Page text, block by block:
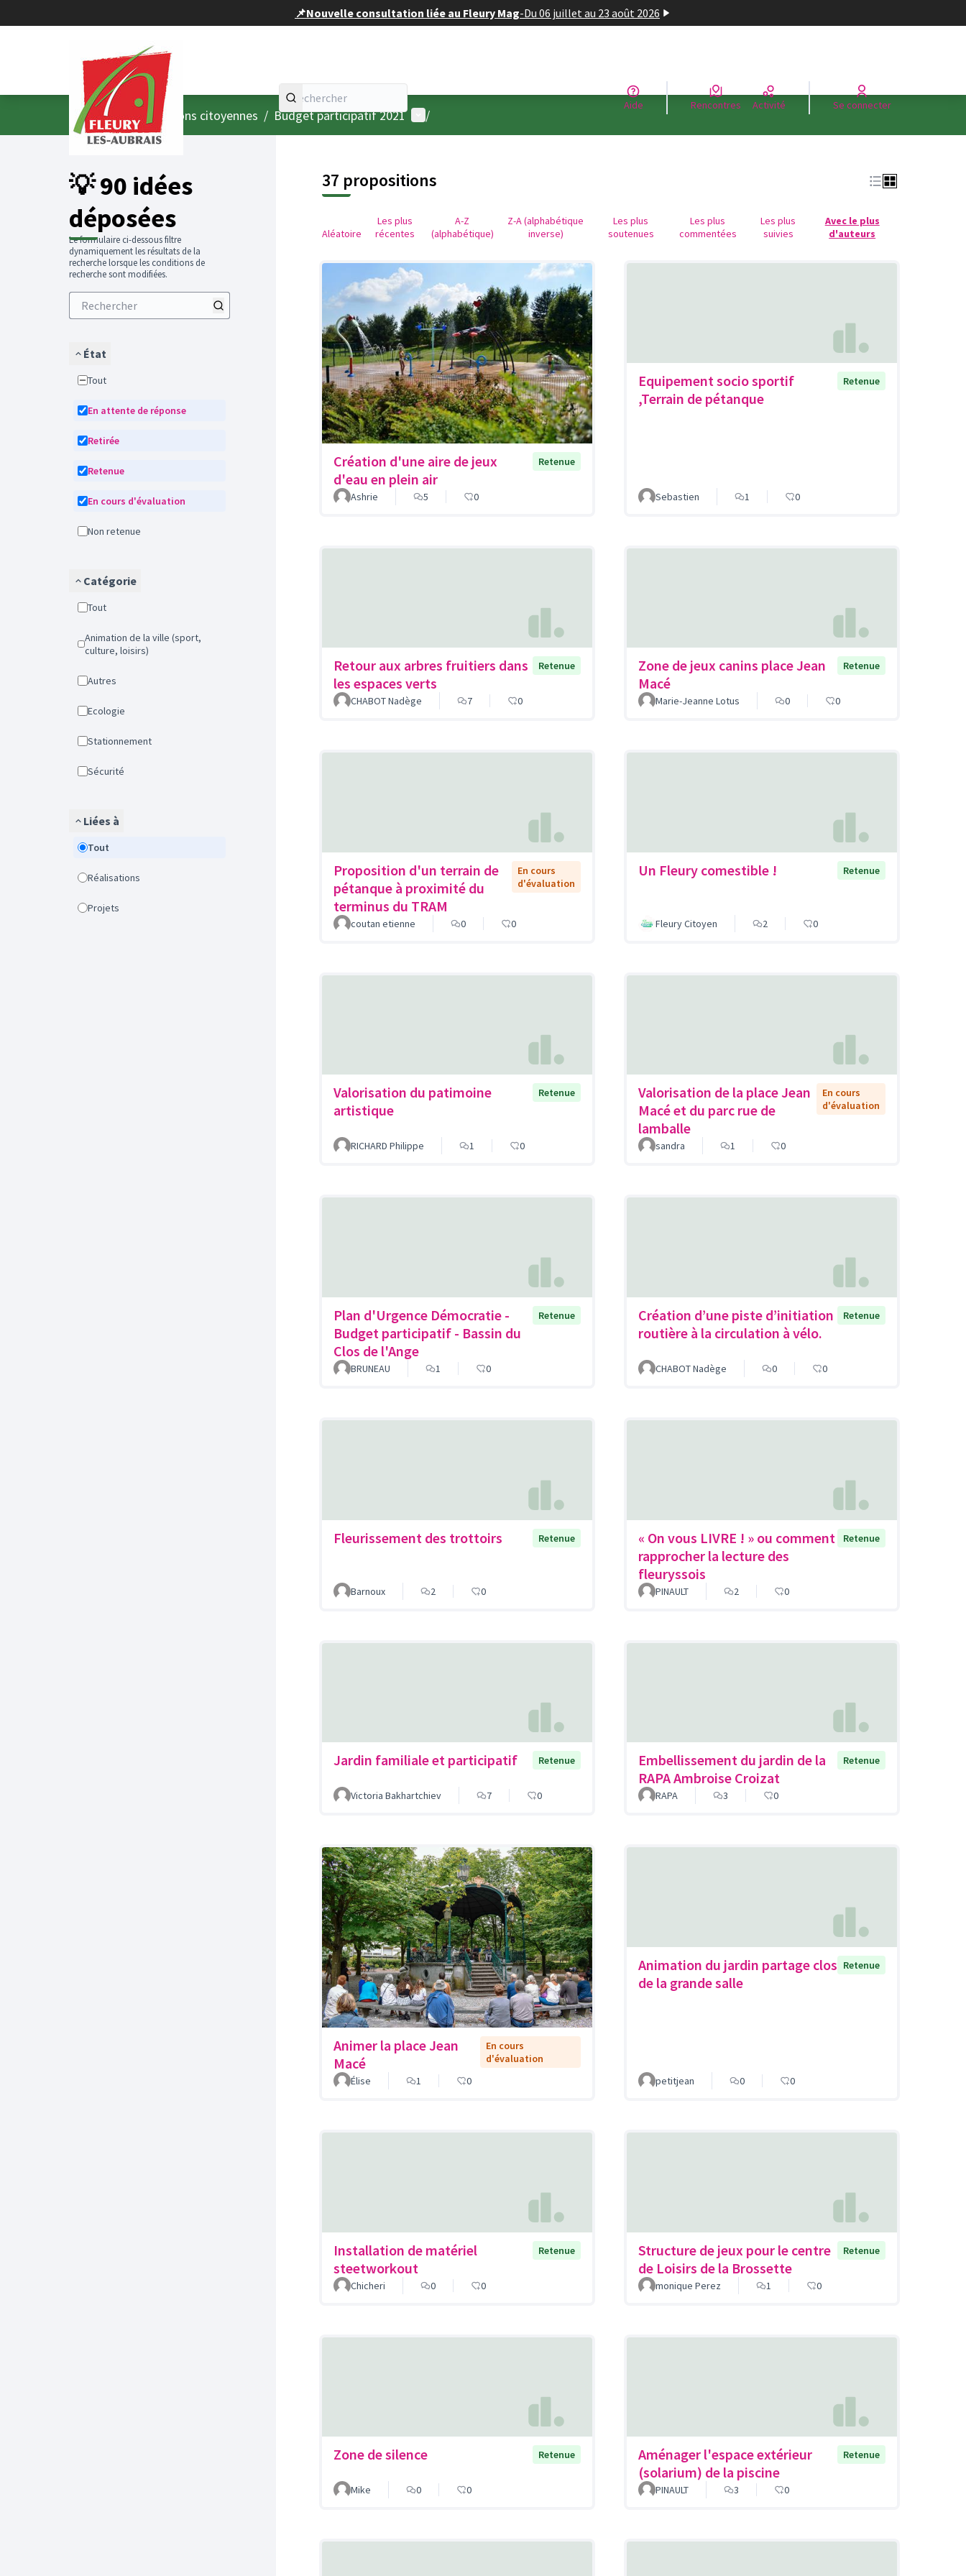
📌Nouvelle consultation liée au Fleury Mag-Du 06 juillet au 23 août 2026
Aide Rencontres Activité Se connecter
AccueilMenu principal
/ Consultations citoyennes / Budget participatif 2021 Menu utilisateur
/
💡 90 idées
déposées
Le formulaire ci-dessous filtre
dynamiquement les résultats de la
recherche lorsque les conditions de
recherche sont modifiées.
État
Tout
En attente de réponse
Retirée
Retenue
En cours d'évaluation
Non retenue
Catégorie
Tout
Animation de la ville (sport,
culture, loisirs)
Autres
Ecologie
Stationnement
Sécurité
Liées à
Tout
Réalisations
Projets
37 propositions
Aléatoire
Les plus
récentes
A-Z
(alphabétique)
Z-A (alphabétique
inverse)
Les plus
soutenues
Les plus
commentées
Les plus
suivies
Avec le plus
d'auteurs
Création d'une aire de jeux
d'eau en plein air
Retenue
Ashrie 5 0
Equipement socio sportif
,Terrain de pétanque
Retenue
Sebastien 1 0
Retour aux arbres fruitiers dans
les espaces verts
Retenue
CHABOT Nadège 7 0
Zone de jeux canins place Jean
Macé
Retenue
Marie-Jeanne Lotus 0 0
Proposition d'un terrain de
pétanque à proximité du
terminus du TRAM
En cours
d'évaluation
coutan etienne 0 0
Un Fleury comestible ! Retenue
Fleury Citoyen 2 0
Valorisation du patimoine
artistique
Retenue
RICHARD Philippe 1 0
Valorisation de la place Jean
Macé et du parc rue de
lamballe
En cours
d'évaluation
sandra 1 0
Plan d'Urgence Démocratie -
Budget participatif - Bassin du
Clos de l'Ange
Retenue
BRUNEAU 1 0
Création d’une piste d’initiation
routière à la circulation à vélo.
Retenue
CHABOT Nadège 0 0
Fleurissement des trottoirs Retenue
Barnoux 2 0
« On vous LIVRE ! » ou comment
rapprocher la lecture des
fleuryssois
Retenue
PINAULT 2 0
Jardin familiale et participatif Retenue
Victoria Bakhartchiev 7 0
Embellissement du jardin de la
RAPA Ambroise Croizat
Retenue
RAPA 3 0
Animer la place Jean
Macé
En cours
d'évaluation
Élise
1 0
Animation du jardin partage clos
de la grande salle
Retenue
petitjean 0 0
Installation de matériel
steetworkout
Retenue
Chicheri 0 0
Structure de jeux pour le centre
de Loisirs de la Brossette
Retenue
monique Perez 1 0
Zone de silence Retenue
Mike 0 0
Aménager l'espace extérieur
(solarium) de la piscine
Retenue
PINAULT 3 0